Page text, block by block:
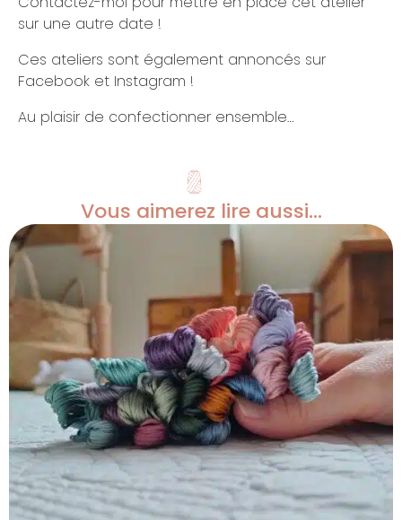
sur une autre date !
Ces ateliers sont également annoncés sur
Facebook et Instagram !
Au plaisir de confectionner ensemble…
Vous aimerez lire aussi...